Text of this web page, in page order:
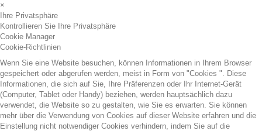
×
Ihre Privatsphäre
Kontrollieren Sie Ihre Privatsphäre
Cookie Manager
Cookie-Richtlinien
Wenn Sie eine Website besuchen, können Informationen in Ihrem Browser
gespeichert oder abgerufen werden, meist in Form von "Cookies ". Diese
Informationen, die sich auf Sie, Ihre Präferenzen oder Ihr Internet-Gerät
(Computer, Tablet oder Handy) beziehen, werden hauptsächlich dazu
verwendet, die Website so zu gestalten, wie Sie es erwarten. Sie können
mehr über die Verwendung von Cookies auf dieser Website erfahren und die
Einstellung nicht notwendiger Cookies verhindern, indem Sie auf die